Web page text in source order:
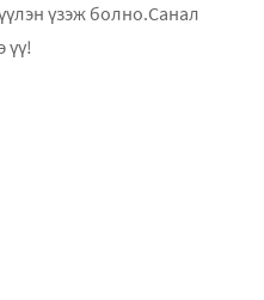
үзэж болно.Санал
үү!